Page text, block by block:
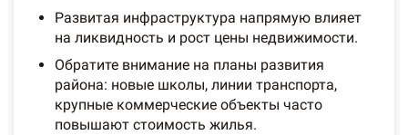
Развитая инфраструктура напрямую влияет
на ликвидность и рост цены недвижимости.
Обратите внимание на планы развития
района: новые школы, линии транспорта,
крупные коммерческие объекты часто
повышают стоимость жилья.